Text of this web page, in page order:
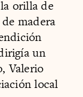
orilla de
madera
un
Valerio
local